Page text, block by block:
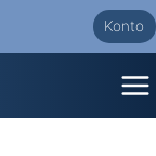
Konto